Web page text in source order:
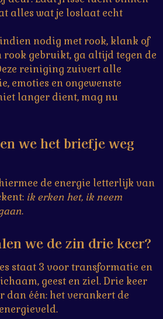
alles wat je loslaat echt
nodig met rook, klank of
rook gebruikt, ga altijd tegen de
reiniging zuivert alle
emoties en ongewenste
langer dient, mag nu
we het briefje weg
de energie letterlijk van
ik erken het, ik neem
.
we de zin drie keer?
staat 3 voor transformatie en
geest en ziel. Drie keer
dan één: het verankert de